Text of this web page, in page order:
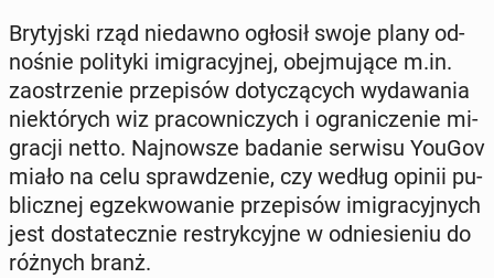
Bry­tyj­ski rząd nie­daw­no ogłosił swoje plany od­
no­śnie po­li­ty­ki imi­gra­cyj­nej, obej­mu­ją­ce m.in.
za­ostrze­nie prze­pi­sów do­ty­czą­cych wy­da­wa­nia
nie­któ­rych wiz pra­cow­ni­czych i ogra­ni­cze­nie mi­
gra­cji netto. Naj­now­sze badanie serwisu YouGov
miało na celu spraw­dze­nie, czy według opinii pu­
blicz­nej eg­ze­kwo­wa­nie prze­pi­sów imi­gra­cyj­nych
jest do­sta­tecz­nie re­stryk­cyj­ne w od­nie­sie­niu do
różnych branż.